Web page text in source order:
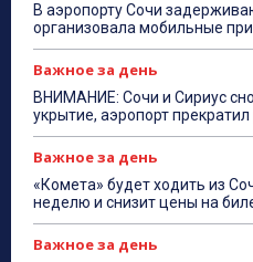
В аэропорту Сочи
организовала мобильные
Важное за день
ВНИМАНИЕ: Сочи и Сириус
укрытие, аэропорт прекратил
Важное за день
«Комета» будет ходить из
неделю и снизит цены на
Важное за день